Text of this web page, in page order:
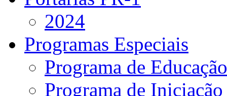
2024
Programas Especiais
Programa de
Programa de